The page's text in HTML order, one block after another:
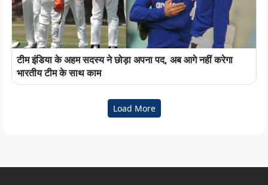
टीम इंडिया के अहम सदस्य ने छोड़ा अपना पद, अब आगे नहीं करेगा
भारतीय टीम के साथ काम
Load More